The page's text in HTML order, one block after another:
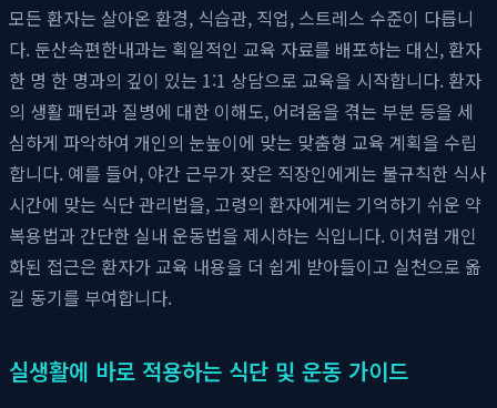
모든 환자는 살아온 환경, 식습관, 직업, 스트레스 수준이 다릅니
다. 둔산속편한내과는 획일적인 교육 자료를 배포하는 대신, 환자
한 명 한 명과의 깊이 있는 1:1 상담으로 교육을 시작합니다. 환자
의 생활 패턴과 질병에 대한 이해도, 어려움을 겪는 부분 등을 세
심하게 파악하여 개인의 눈높이에 맞는 맞춤형 교육 계획을 수립
합니다. 예를 들어, 야간 근무가 잦은 직장인에게는 불규칙한 식사
시간에 맞는 식단 관리법을, 고령의 환자에게는 기억하기 쉬운 약
복용법과 간단한 실내 운동법을 제시하는 식입니다. 이처럼 개인
화된 접근은 환자가 교육 내용을 더 쉽게 받아들이고 실천으로 옮
길 동기를 부여합니다.
실생활에 바로 적용하는 식단 및 운동 가이드